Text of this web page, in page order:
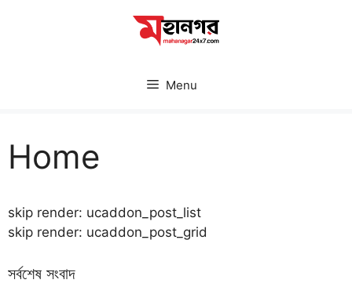
Menu
Home
skip render: ucaddon_post_list
skip render: ucaddon_post_grid
সর্বশেষ সংবাদ